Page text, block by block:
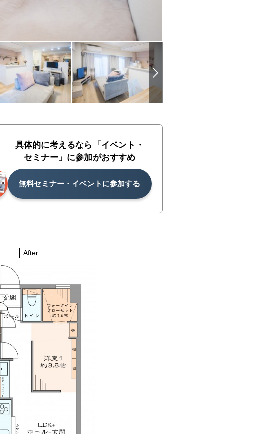
具体的に考えるなら「イベント・
セミナー」に参加がおすすめ
無料セミナー・イベントに参加する
After